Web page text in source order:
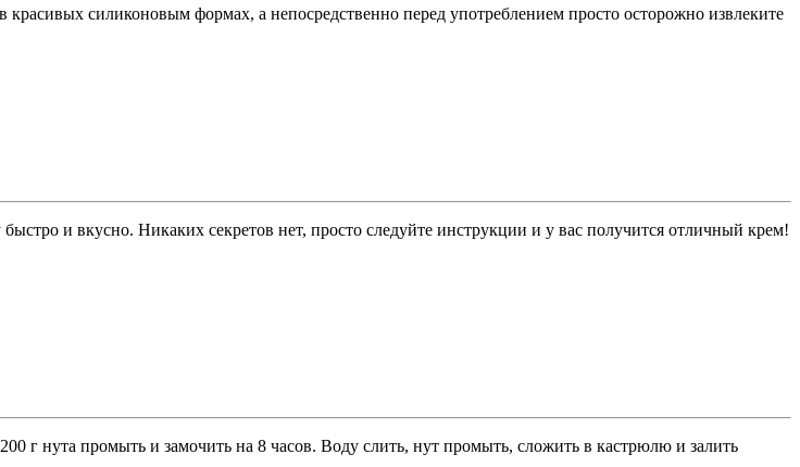
силиконовым формах, а непосредственно перед употреблением просто осторожно извлеките
и вкусно. Никаких секретов нет, просто следуйте инструкции и у вас получится отличный крем!
г нута промыть и замочить на 8 часов. Воду слить, нут промыть, сложить в кастрюлю и залить